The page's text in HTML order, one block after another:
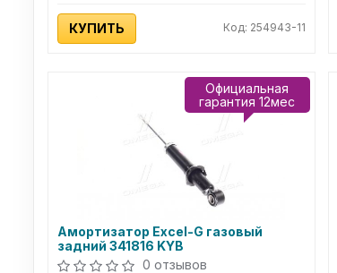
КУПИТЬ Код: 254943-11
Амортизатор Excel-G газовый
задний 341816 KYB
0 отзывов
Официальная
гарантия 12мес